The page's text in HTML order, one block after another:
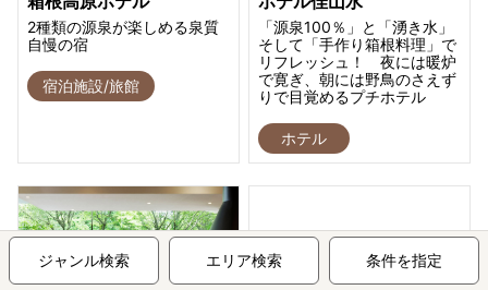
2種類の源泉が楽しめる泉質
自慢の宿
宿泊施設/旅館
「源泉100％」と「湧き水」
そして「手作り箱根料理」で
リフレッシュ！ 夜には暖炉
で寛ぎ、朝には野鳥のさえず
りで目覚めるプチホテル
ホテル
ジャンル検索 エリア検索 条件を指定